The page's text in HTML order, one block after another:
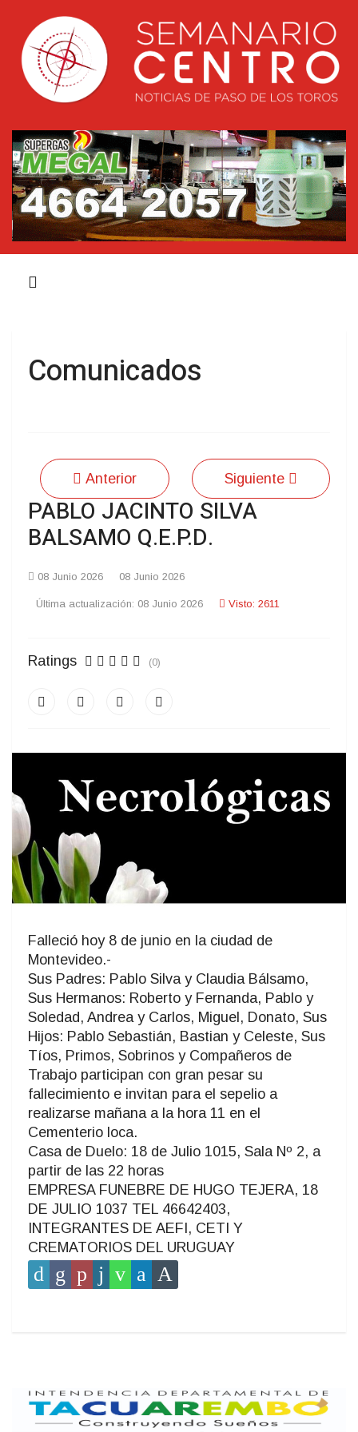
Comunicados
Anterior Siguiente
PABLO JACINTO SILVA
BALSAMO Q.E.P.D.
08 Junio 2026 08 Junio 2026
Última actualización: 08 Junio 2026 Visto: 2611
Ratings (0)
Falleció hoy 8 de junio en la ciudad de
Montevideo.-
Sus Padres: Pablo Silva y Claudia Bálsamo,
Sus Hermanos: Roberto y Fernanda, Pablo y
Soledad, Andrea y Carlos, Miguel, Donato, Sus
Hijos: Pablo Sebastián, Bastian y Celeste, Sus
Tíos, Primos, Sobrinos y Compañeros de
Trabajo participan con gran pesar su
fallecimiento e invitan para el sepelio a
realizarse mañana a la hora 11 en el
Cementerio loca.
Casa de Duelo: 18 de Julio 1015, Sala Nº 2, a
partir de las 22 horas
EMPRESA FUNEBRE DE HUGO TEJERA, 18
DE JULIO 1037 TEL 46642403,
INTEGRANTES DE AEFI, CETI Y
CREMATORIOS DEL URUGUAY